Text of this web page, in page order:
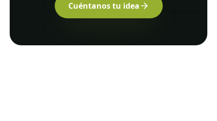
Cuéntanos tu idea